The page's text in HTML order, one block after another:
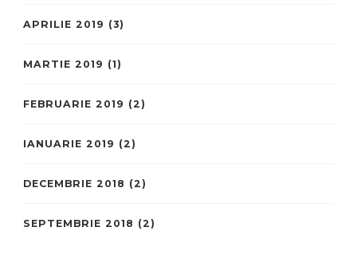
APRILIE 2019 (3)
MARTIE 2019 (1)
FEBRUARIE 2019 (2)
IANUARIE 2019 (2)
DECEMBRIE 2018 (2)
SEPTEMBRIE 2018 (2)